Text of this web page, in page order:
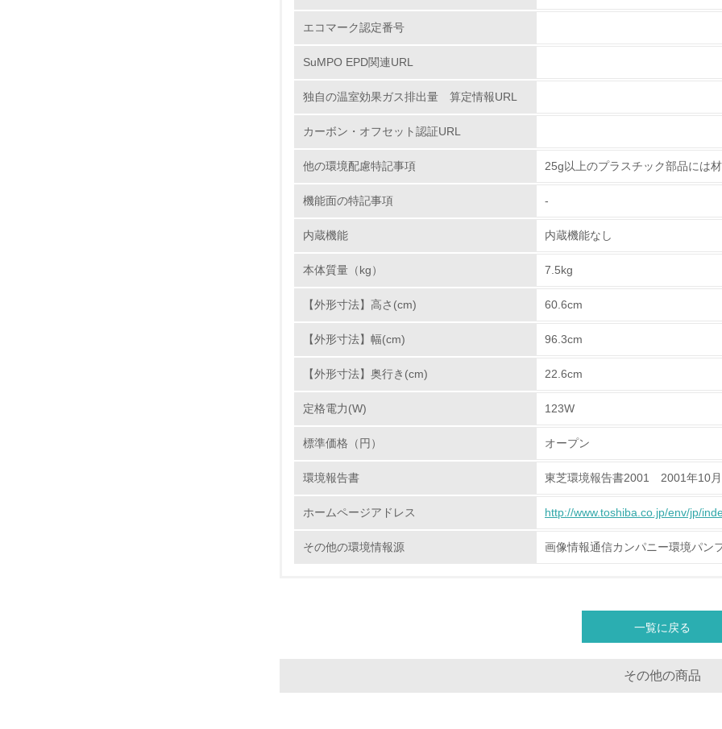
11. <L1> 環境配慮型製品・サービスの製造・販売を積極的に行って
12. <L2> 環境配慮型製品・サービスの製造・販売状況を把握し、具
非該当（包装・物流を必要とする業務を行っていない）
15. <L1> 環境負荷ができるだけ小さい包装・梱包を行っている
16. <L2> 環境負荷ができるだけ小さい物流を行っている
廃棄物
<L2> 発生する廃棄物の量と種類を把握し、具体的な削減・リ
エコマーク認定番号
SuMPO EPD関連URL
独自の温室効果ガス排出量 算定情報URL
カーボン・オフセット認証URL
他の環境配慮特記事項 25g以上のプラスチック部品には
機能面の特記事項 -
内蔵機能 内蔵機能なし
本体質量（kg） 7.5kg
【外形寸法】高さ(cm) 60.6cm
【外形寸法】幅(cm) 96.3cm
【外形寸法】奥行き(cm) 22.6cm
定格電力(W) 123W
標準価格（円） オープン
環境報告書 東芝環境報告書2001 2001年10
ホームページアドレス http://www.toshiba.co.jp/env/jp/
その他の環境情報源 画像情報通信カンパニー環境パン
一覧に戻る
その他の商品